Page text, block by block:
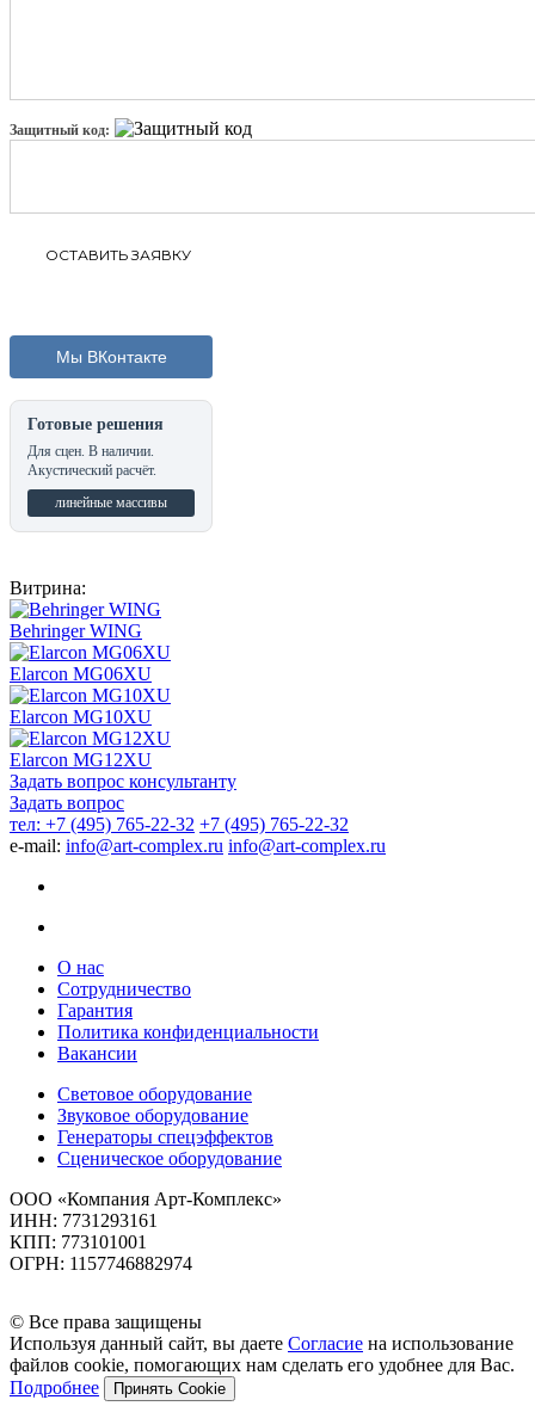
Защитный код:
Мы ВКонтакте
Готовые решения
Для сцен. В наличии.
Акустический расчёт.
линейные массивы
Витрина:
Behringer WING
Elarcon MG06XU
Elarcon MG10XU
Elarcon MG12XU
Задать вопрос консультанту
Задать вопрос
тел: +7 (495) 765-22-32 +7 (495) 765-22-32
e-mail: info@art-complex.ru info@art-complex.ru
О нас
Сотрудничество
Гарантия
Политика конфиденциальности
Вакансии
Световое оборудование
Звуковое оборудование
Генераторы спецэффектов
Сценическое оборудование
ООО «Компания Арт-Комплекс»
ИНН: 7731293161
КПП: 773101001
ОГРН: 1157746882974
© Все права защищены
Используя данный сайт, вы даете Согласие на использование
файлов cookie, помогающих нам сделать его удобнее для Вас.
Подробнее
Принять Cookie